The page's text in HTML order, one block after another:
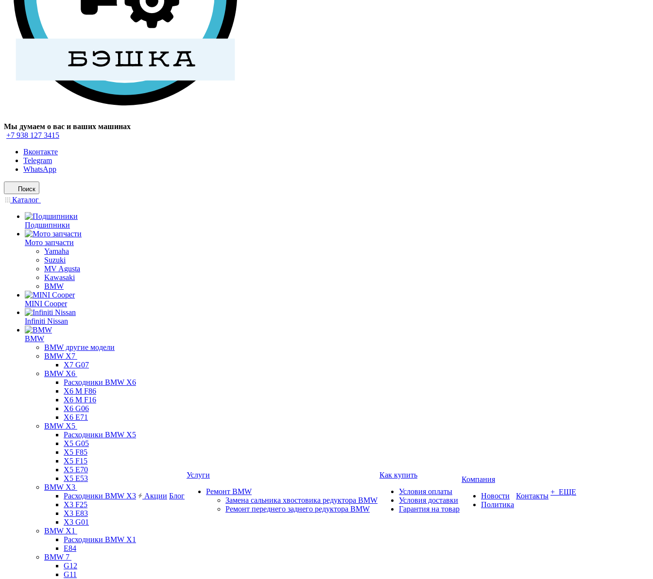
Мы думаем о вас и ваших машинах
+7 938 127 3415
Вконтакте
Telegram
WhatsApp
Поиск
Каталог
Подшипники
Мото запчасти
Yamaha
Suzuki
MV Agusta
Kawasaki
BMW
MINI Cooper
Infiniti Nissan
BMW
BMW другие модели
BMW X7
X7 G07
BMW X6
Расходники BMW X6
X6 M F86
X6 M F16
X6 G06
X6 E71
BMW X5
Расходники BMW X5
X5 G05
X5 F85
X5 F15
X5 E70
X5 E53
BMW X3
Расходники BMW X3
X3 F25
X3 E83
X3 G01
BMW X1
Расходники BMW X1
E84
BMW 7
G12
G11
Акции Блог
Услуги
Ремонт BMW
Замена сальника хвостовика редуктора BMW
Ремонт переднего заднего редуктора BMW
Как купить
Условия оплаты
Условия доставки
Гарантия на товар
Компания
Новости
Политика
Контакты + ЕЩЕ